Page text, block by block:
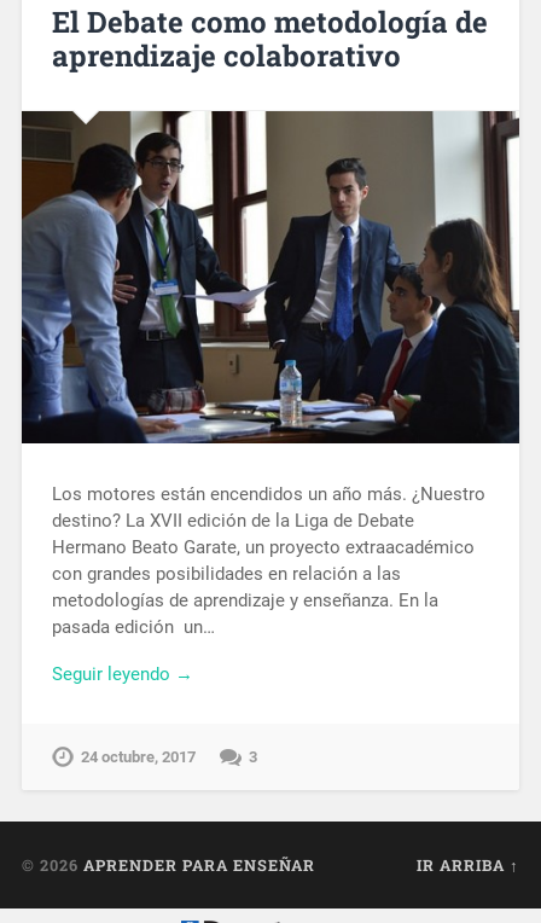
El Debate como metodología de
aprendizaje colaborativo
Los motores están encendidos un año más. ¿Nuestro
destino? La XVII edición de la Liga de Debate
Hermano Beato Garate, un proyecto extraacadémico
con grandes posibilidades en relación a las
metodologías de aprendizaje y enseñanza. En la
pasada edición un…
Seguir leyendo →
24 octubre, 2017 3
© 2026 APRENDER PARA ENSEÑAR IR ARRIBA ↑